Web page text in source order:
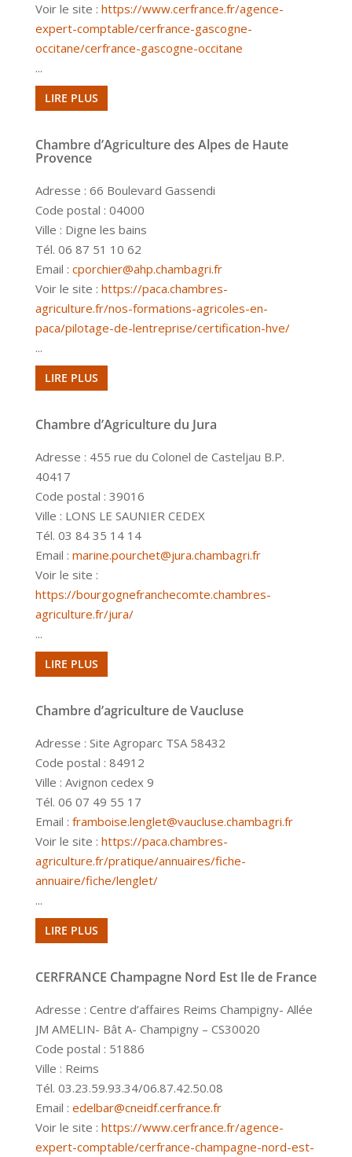
Voir le site : https://www.cerfrance.fr/agence-
expert-comptable/cerfrance-gascogne-
occitane/cerfrance-gascogne-occitane
...
LIRE PLUS
Chambre d’Agriculture des Alpes de Haute
Provence
Adresse : 66 Boulevard Gassendi
Code postal : 04000
Ville : Digne les bains
Tél. 06 87 51 10 62
Email : cporchier@ahp.chambagri.fr
Voir le site : https://paca.chambres-
agriculture.fr/nos-formations-agricoles-en-
paca/pilotage-de-lentreprise/certification-hve/
...
LIRE PLUS
Chambre d’Agriculture du Jura
Adresse : 455 rue du Colonel de Casteljau B.P.
40417
Code postal : 39016
Ville : LONS LE SAUNIER CEDEX
Tél. 03 84 35 14 14
Email : marine.pourchet@jura.chambagri.fr
Voir le site :
https://bourgognefranchecomte.chambres-
agriculture.fr/jura/
...
LIRE PLUS
Chambre d’agriculture de Vaucluse
Adresse : Site Agroparc TSA 58432
Code postal : 84912
Ville : Avignon cedex 9
Tél. 06 07 49 55 17
Email : framboise.lenglet@vaucluse.chambagri.fr
Voir le site : https://paca.chambres-
agriculture.fr/pratique/annuaires/fiche-
annuaire/fiche/lenglet/
...
LIRE PLUS
CERFRANCE Champagne Nord Est Ile de France
Adresse : Centre d’affaires Reims Champigny- Allée
JM AMELIN- Bât A- Champigny – CS30020
Code postal : 51886
Ville : Reims
Tél. 03.23.59.93.34/06.87.42.50.08
Email : edelbar@cneidf.cerfrance.fr
Voir le site : https://www.cerfrance.fr/agence-
expert-comptable/cerfrance-champagne-nord-est-